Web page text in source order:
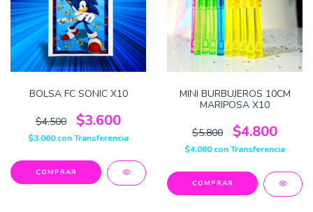
BOLSA FC SONIC X10
$4.500 $3.600
$3.060 conTransferencia
MINI BURBUJEROS 10CM
MARIPOSA X10
$5.800 $4.800
$4.080 conTransferencia